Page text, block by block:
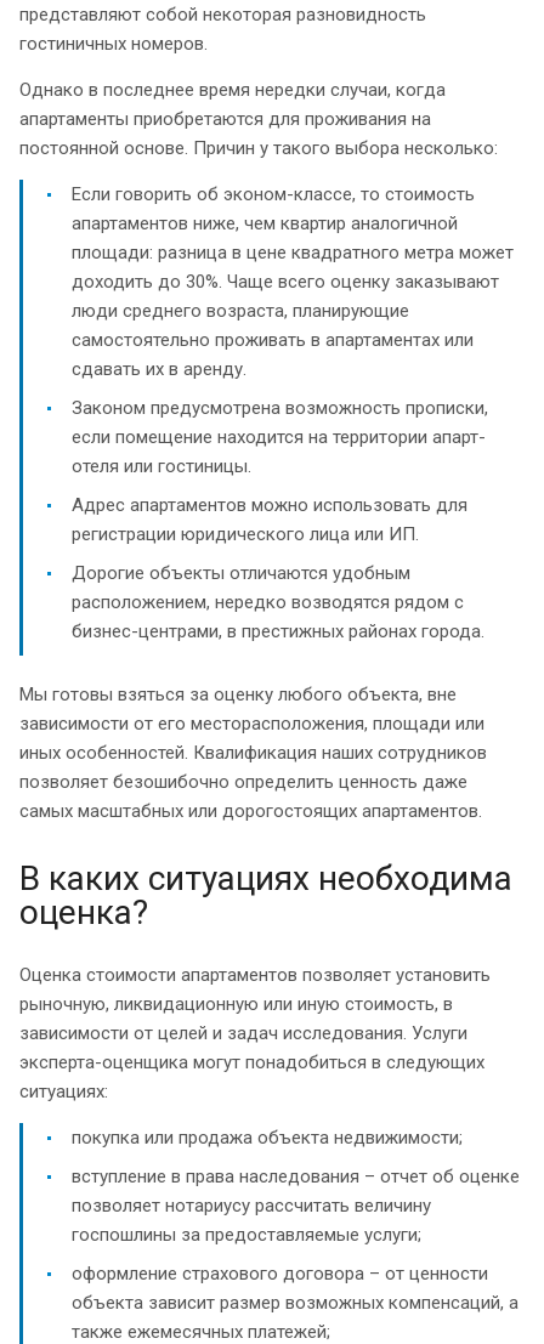
представляют собой некоторая разновидность
гостиничных номеров.
Однако в последнее время нередки случаи, когда
апартаменты приобретаются для проживания на
постоянной основе. Причин у такого выбора несколько:
Если говорить об эконом-классе, то стоимость
апартаментов ниже, чем квартир аналогичной
площади: разница в цене квадратного метра может
доходить до 30%. Чаще всего оценку заказывают
люди среднего возраста, планирующие
самостоятельно проживать в апартаментах или
сдавать их в аренду.
Законом предусмотрена возможность прописки,
если помещение находится на территории апарт-
отеля или гостиницы.
Адрес апартаментов можно использовать для
регистрации юридического лица или ИП.
Дорогие объекты отличаются удобным
расположением, нередко возводятся рядом с
бизнес-центрами, в престижных районах города.
Мы готовы взяться за оценку любого объекта, вне
зависимости от его месторасположения, площади или
иных особенностей. Квалификация наших сотрудников
позволяет безошибочно определить ценность даже
самых масштабных или дорогостоящих апартаментов.
В каких ситуациях необходима
оценка?
Оценка стоимости апартаментов позволяет установить
рыночную, ликвидационную или иную стоимость, в
зависимости от целей и задач исследования. Услуги
эксперта-оценщика могут понадобиться в следующих
ситуациях:
покупка или продажа объекта недвижимости;
вступление в права наследования – отчет об оценке
позволяет нотариусу рассчитать величину
госпошлины за предоставляемые услуги;
оформление страхового договора – от ценности
объекта зависит размер возможных компенсаций, а
также ежемесячных платежей;